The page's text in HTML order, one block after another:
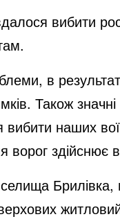
вибити
в
Також
наших
здійснює
Брилівка,